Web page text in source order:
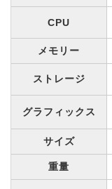
CPU
メモリー
ストレージ
グラフィックス
サイズ
重量